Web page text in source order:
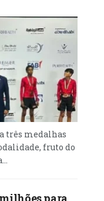
três medalhas
fruto do
para